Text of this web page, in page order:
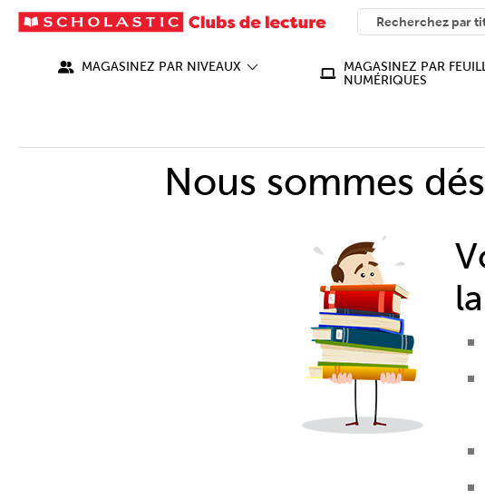
SEARCH
What can we help
MAGASINEZ PAR NIVEAUX
MAGASINEZ PAR
NUMÉRIQUES
Nous sommes